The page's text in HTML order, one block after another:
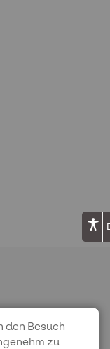
den Besuch
zu